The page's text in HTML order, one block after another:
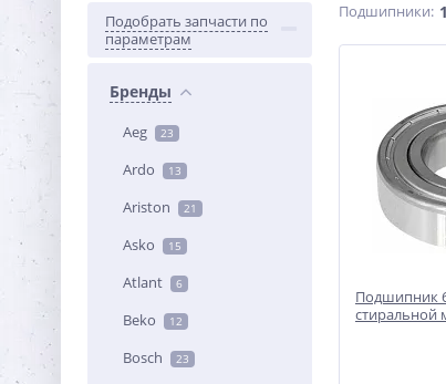
Подобрать запчасти по
параметрам
Бренды
Aeg 23
Ardo 13
Ariston 21
Asko 15
Atlant 6
Beko 12
Bosch 23
Подшипники:
Подшипник
стиральной